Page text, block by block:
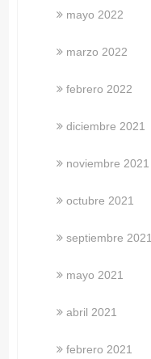
mayo 2022
marzo 2022
febrero 2022
diciembre 2021
noviembre 2021
octubre 2021
septiembre 2021
mayo 2021
abril 2021
febrero 2021